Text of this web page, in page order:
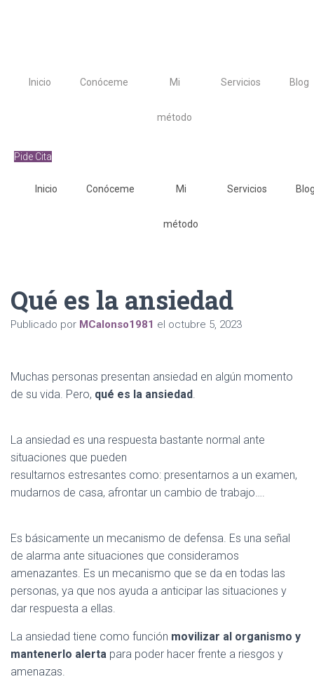
Inicio Conóceme Mi
método
Servicios Blog
Pide Cita
Inicio Conóceme Mi
método
Servicios
Qué es la ansiedad
Publicado por MCalonso1981 el octubre 5, 2023
Muchas personas presentan ansiedad en algún momento
de su vida. Pero, qué es la ansiedad.
La ansiedad es una respuesta bastante normal ante
situaciones que pueden
resultarnos estresantes como: presentarnos a un examen,
mudarnos de casa, afrontar un cambio de trabajo….
Es básicamente un mecanismo de defensa. Es una señal
de alarma ante situaciones que consideramos
amenazantes. Es un mecanismo que se da en todas las
personas, ya que nos ayuda a anticipar las situaciones y
dar respuesta a ellas.
La ansiedad tiene como función movilizar al organismo y
mantenerlo alerta para poder hacer frente a riesgos y
amenazas.